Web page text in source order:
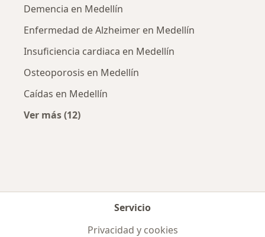
Demencia en Medellín
Enfermedad de Alzheimer en Medellín
Insuficiencia cardiaca en Medellín
Osteoporosis en Medellín
Caídas en Medellín
Ver más (12)
Servicio
Privacidad y cookies